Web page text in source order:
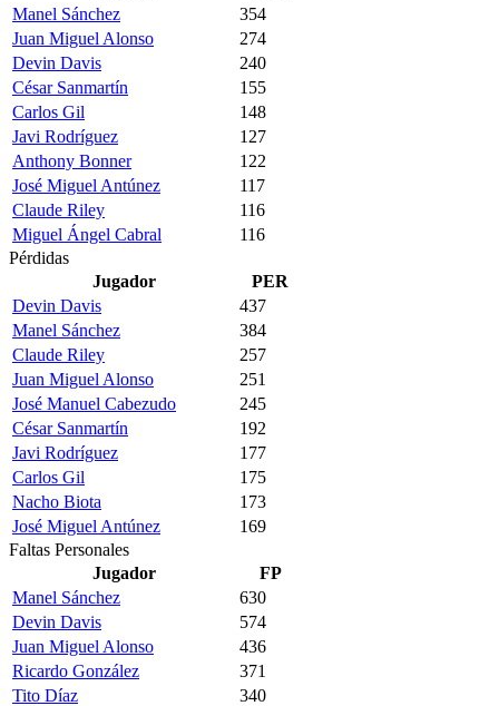
Manel Sánchez
354
Juan Miguel Alonso
274
Devin Davis
240
César Sanmartín
155
Carlos Gil
148
Javi Rodríguez
127
Anthony Bonner
122
José Miguel Antúnez
117
Claude Riley
116
Miguel Ángel Cabral
116
Pérdidas
Jugador
PER
Devin Davis
437
Manel Sánchez
384
Claude Riley
257
Juan Miguel Alonso
251
José Manuel Cabezudo
245
César Sanmartín
192
Javi Rodríguez
177
Carlos Gil
175
Nacho Biota
173
José Miguel Antúnez
169
Faltas Personales
Jugador
FP
Manel Sánchez
630
Devin Davis
574
Juan Miguel Alonso
436
Ricardo González
371
Tito Díaz
340